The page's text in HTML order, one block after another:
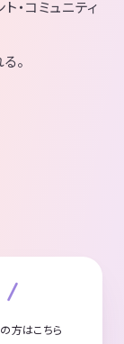
・コミュニティ
。
方はこちら